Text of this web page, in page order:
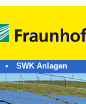
• SWK Anlagen